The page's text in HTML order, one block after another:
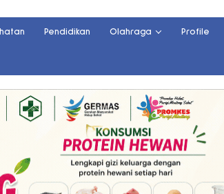
Pendidikan Olahraga Profile